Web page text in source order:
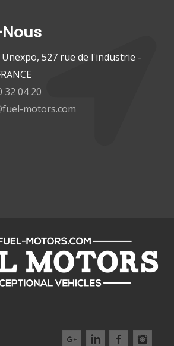
527 rue de l'industrie -
32 04 20
motors.com